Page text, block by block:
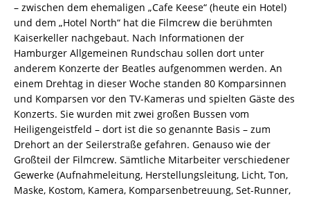
– zwischen dem ehemaligen „Cafe Keese“ (heute ein Hotel)
und dem „Hotel North“ hat die Filmcrew die berühmten
Kaiserkeller nachgebaut. Nach Informationen der
Hamburger Allgemeinen Rundschau sollen dort unter
anderem Konzerte der Beatles aufgenommen werden. An
einem Drehtag in dieser Woche standen 80 Komparsinnen
und Komparsen vor den TV-Kameras und spielten Gäste des
Konzerts. Sie wurden mit zwei großen Bussen vom
Heiligengeistfeld – dort ist die so genannte Basis – zum
Drehort an der Seilerstraße gefahren. Genauso wie der
Großteil der Filmcrew. Sämtliche Mitarbeiter verschiedener
Gewerke (Aufnahmeleitung, Herstellungsleitung, Licht, Ton,
Maske, Kostom, Kamera, Komparsenbetreuung, Set-Runner,